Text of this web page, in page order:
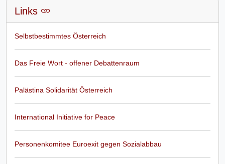
Links
Selbstbestimmtes Österreich
Das Freie Wort - offener Debattenraum
Palästina Solidarität Österreich
International Initiative for Peace
Personenkomitee Euroexit gegen Sozialabbau